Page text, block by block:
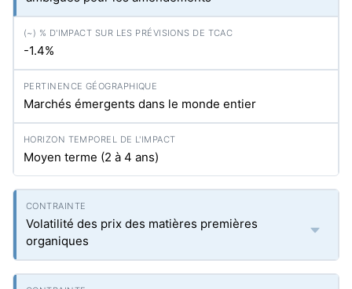
-1.4%
Marchés émergents dans le monde entier
Moyen terme (2 à 4 ans)
Volatilité des prix des matières premières
organiques